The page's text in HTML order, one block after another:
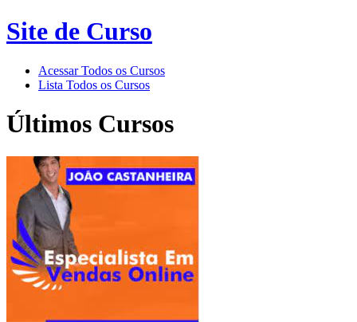
Site de Curso
Acessar Todos os Cursos
Lista Todos os Cursos
Últimos Cursos